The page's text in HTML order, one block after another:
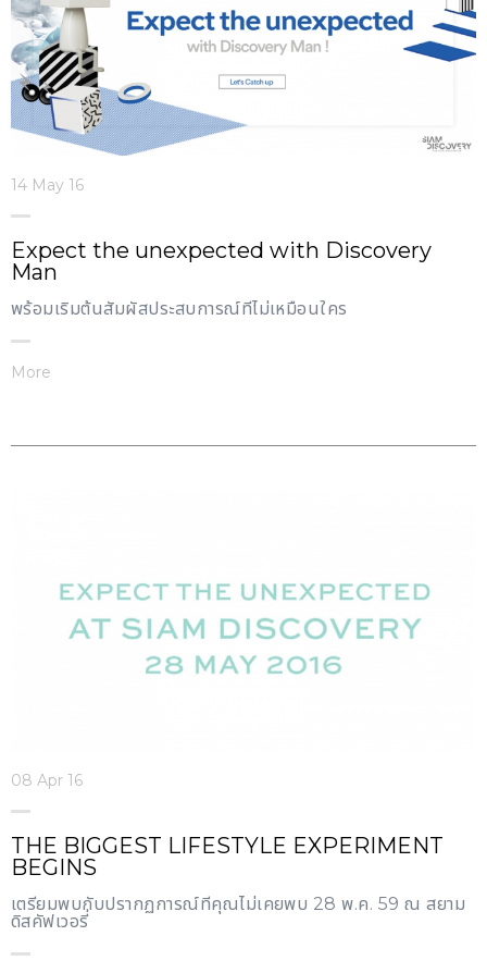
14 May 16
Expect the unexpected with Discovery
Man
พร้อมเริ่มต้นสัมผัสประสบการณ์ที่ไม่เหมือนใคร
More
08 Apr 16
THE BIGGEST LIFESTYLE EXPERIMENT
BEGINS
เตรียมพบกับปรากฏการณ์ที่คุณไม่เคยพบ 28 พ.ค. 59 ณ สยาม
ดิสคัฟเวอรี่